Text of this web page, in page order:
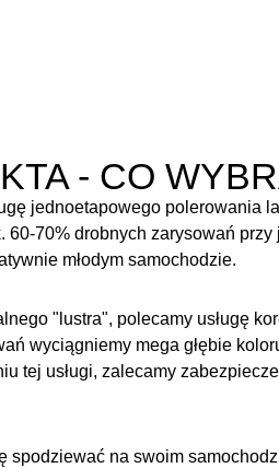
- CO
jednoetapowego polerowania
70% drobnych zarysowań
młodym samochodzie.
"lustra", polecamy usługę
wyciągniemy mega głębie
tej usługi, zalecamy
na swoim